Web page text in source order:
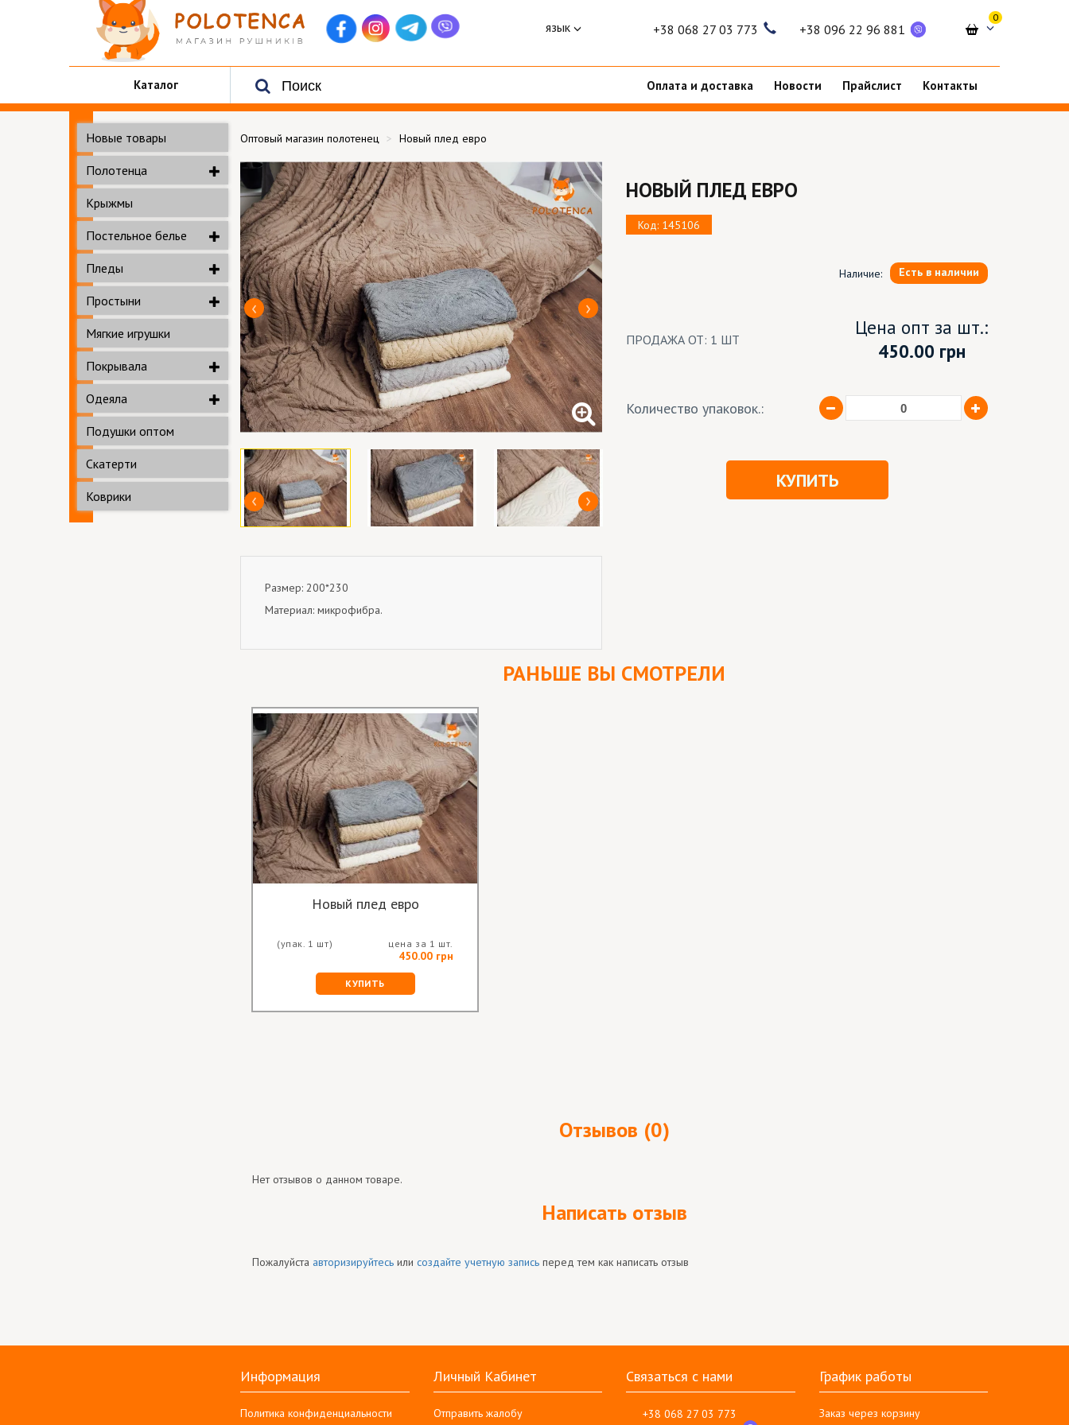
язык +38 068 27 03 773 +38 096 22 96 881
0
Каталог Оплата и доставка Новости Прайслист Контакты
Новые товары
Полотенца
Крыжмы
Постельное белье
Пледы
Простыни
Мягкие игрушки
Покрывала
Одеяла
Подушки оптом
Скатерти
Коврики
Оптовый магазин полотенец Новый плед евро
Размер: 200*230
Материал: микрофибра.
НОВЫЙ ПЛЕД ЕВРО
Код: 145106
Наличие: Есть в наличии
ПРОДАЖА ОТ: 1 ШТ
Цена опт за шт.:
450.00 грн
Количество упаковок.:
КУПИТЬ
РАНЬШЕ ВЫ СМОТРЕЛИ
Новый плед евро
(упак. 1 шт) цена за 1 шт.
450.00 грн
КУПИТЬ
Отзывов (0)
Нет отзывов о данном товаре.
Написать отзыв
Пожалуйста авторизируйтесь или создайте учетную запись перед тем как написать отзыв
Информация
Политика конфиденциальности
Личный Кабинет
Отправить жалобу
Связаться с нами
+38 068 27 03 773
График работы
Заказ через корзину